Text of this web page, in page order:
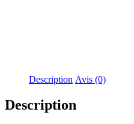
Description Avis (0)
Description